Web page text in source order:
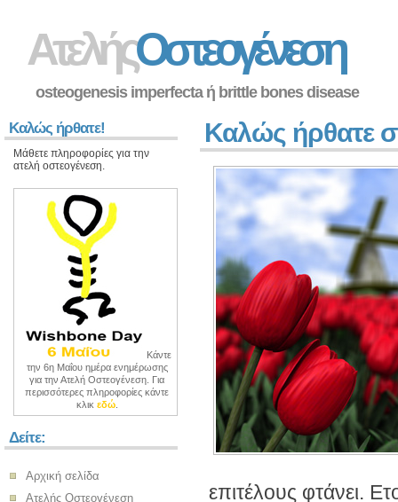
ΑτελήςΟστεογένεση
osteogenesis imperfecta ή brittle bones disease
Καλώς ήρθατε
επιτέλους φτάνει.
Καλώς ήρθατε!
Μάθετε πληροφορίες για την
ατελή οστεογένεση.
Κάντε
την 6η Μαΐου ημέρα ενημέρωσης
για την Ατελή Οστεογένεση. Για
περισσότερες πληροφορίες κάντε
κλικ εδώ.
Δείτε:
Αρχική σελίδα
Ατελής Οστεογένεση